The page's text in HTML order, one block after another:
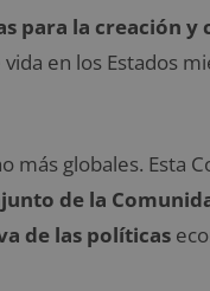
para la creación
en los Estados
más globales. Esta
de la
de las políticas